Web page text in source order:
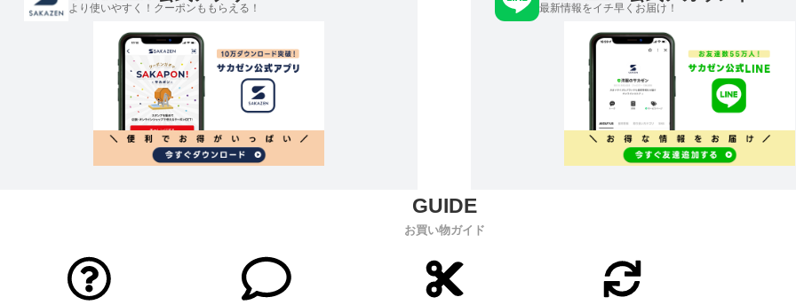
より使いやすく！クーポンももらえる！ 最新情報をイチ早くお届け！
お買い物ガイド